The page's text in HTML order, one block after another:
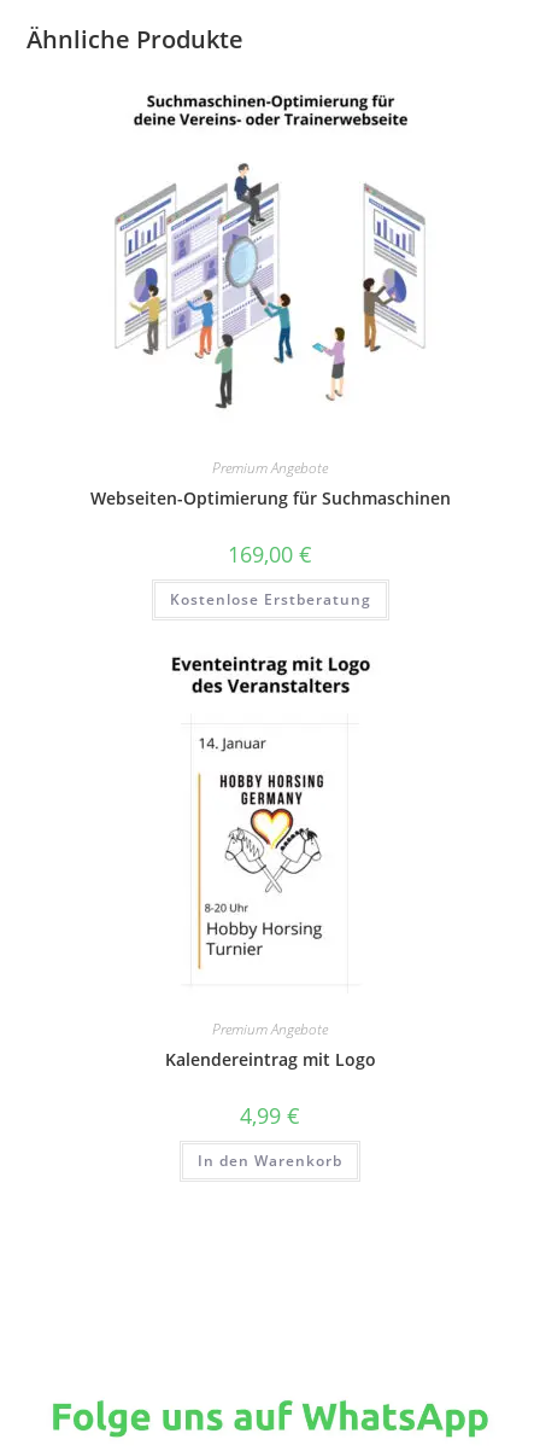
Ähnliche Produkte
Premium Angebote
Webseiten-Optimierung für Suchmaschinen
169,00 €
Kostenlose Erstberatung
Premium Angebote
Kalendereintrag mit Logo
4,99 €
In den Warenkorb